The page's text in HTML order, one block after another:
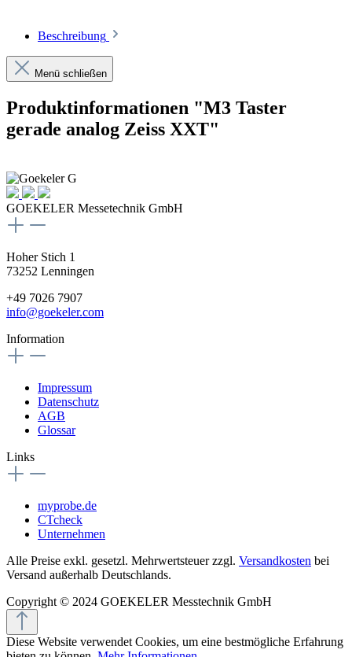
Beschreibung
Menü schließen
Produktinformationen "M3 Taster
gerade analog Zeiss XXT"
GOEKELER Messetechnik GmbH
Hoher Stich 1
73252 Lenningen
+49 7026 7907
info@goekeler.com
Information
Impressum
Datenschutz
AGB
Glossar
Links
myprobe.de
CTcheck
Unternehmen
Alle Preise exkl. gesetzl. Mehrwertsteuer zzgl. Versandkosten bei
Versand außerhalb Deutschlands.
Copyright © 2024 GOEKELER Messtechnik GmbH
Diese Website verwendet Cookies, um eine bestmögliche Erfahrung